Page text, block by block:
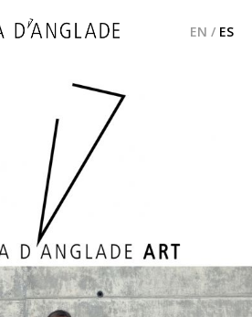
ES
/
EN